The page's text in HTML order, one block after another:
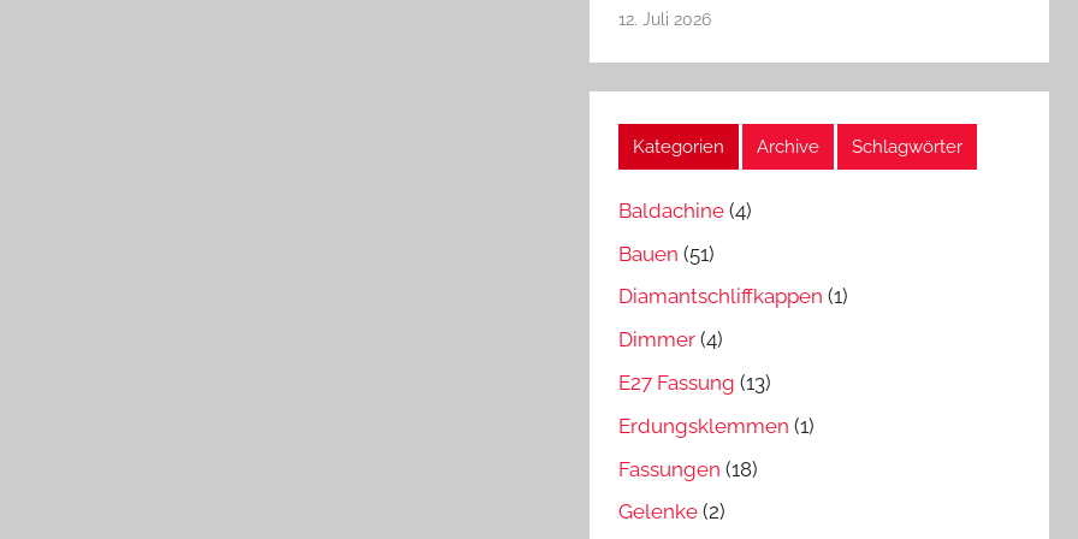
12. Juli 2026
Kategorien Archive Schlagwörter
Baldachine (4)
Bauen (51)
Diamantschliffkappen (1)
Dimmer (4)
E27 Fassung (13)
Erdungsklemmen (1)
Fassungen (18)
Gelenke (2)